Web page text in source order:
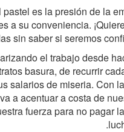
es la presión de la
a su conveniencia.
sin saber si seremos
el trabajo desde
basura, de recurrir
salarios de miseria. Con
a acentuar a costa de
fuerza para no pagar